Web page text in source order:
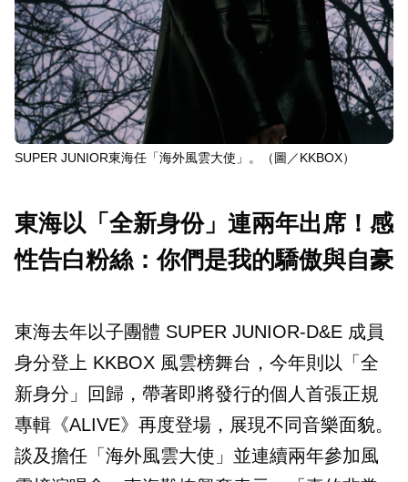
SUPER JUNIOR東海任「海外風雲大使」。（圖／KKBOX）
東海以「全新身份」連兩年出席！感
性告白粉絲：你們是我的驕傲與自豪
東海去年以子團體 SUPER JUNIOR-D&E 成員
身分登上 KKBOX 風雲榜舞台，今年則以「全
新身分」回歸，帶著即將發行的個人首張正規
專輯《ALIVE》再度登場，展現不同音樂面貌。
談及擔任「海外風雲大使」並連續兩年參加風